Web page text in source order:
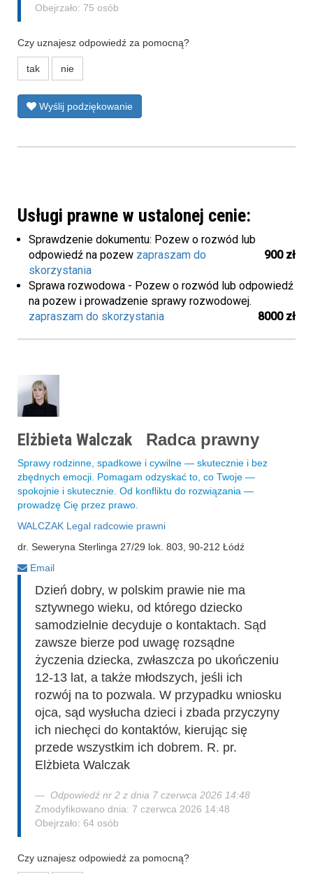
Obejrzało: 75 osób
Czy uznajesz odpowiedź za pomocną?
tak nie
Wyślij podziękowanie
Usługi prawne w ustalonej cenie:
Sprawdzenie dokumentu: Pozew o rozwód lub
odpowiedź na pozew
900 zł
zapraszam do
skorzystania
Sprawa rozwodowa - Pozew o rozwód lub odpowiedź
na pozew i prowadzenie sprawy rozwodowej.
8000 zł
zapraszam do skorzystania
Elżbieta Walczak Radca prawny
Sprawy rodzinne, spadkowe i cywilne — skutecznie i bez
zbędnych emocji. Pomagam odzyskać to, co Twoje —
spokojnie i skutecznie. Od konfliktu do rozwiązania —
prowadzę Cię przez prawo.
WALCZAK Legal radcowie prawni
dr. Seweryna Sterlinga 27/29 lok. 803, 90-212 Łódź
Email
Dzień dobry, w polskim prawie nie ma
sztywnego wieku, od którego dziecko
samodzielnie decyduje o kontaktach. Sąd
zawsze bierze pod uwagę rozsądne
życzenia dziecka, zwłaszcza po ukończeniu
12-13 lat, a także młodszych, jeśli ich
rozwój na to pozwala. W przypadku wniosku
ojca, sąd wysłucha dzieci i zbada przyczyny
ich niechęci do kontaktów, kierując się
przede wszystkim ich dobrem. R. pr.
Elżbieta Walczak
Odpowiedź nr 2 z dnia 7 czerwca 2026 14:48
Zmodyfikowano dnia: 7 czerwca 2026 14:48
Obejrzało: 64 osób
Czy uznajesz odpowiedź za pomocną?